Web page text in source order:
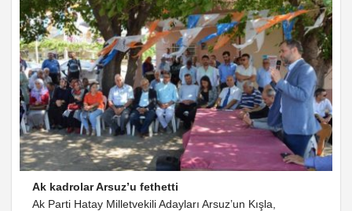
Ak kadrolar Arsuz’u fethetti
Ak Parti Hatay Milletvekili Adayları Arsuz’un Kışla,